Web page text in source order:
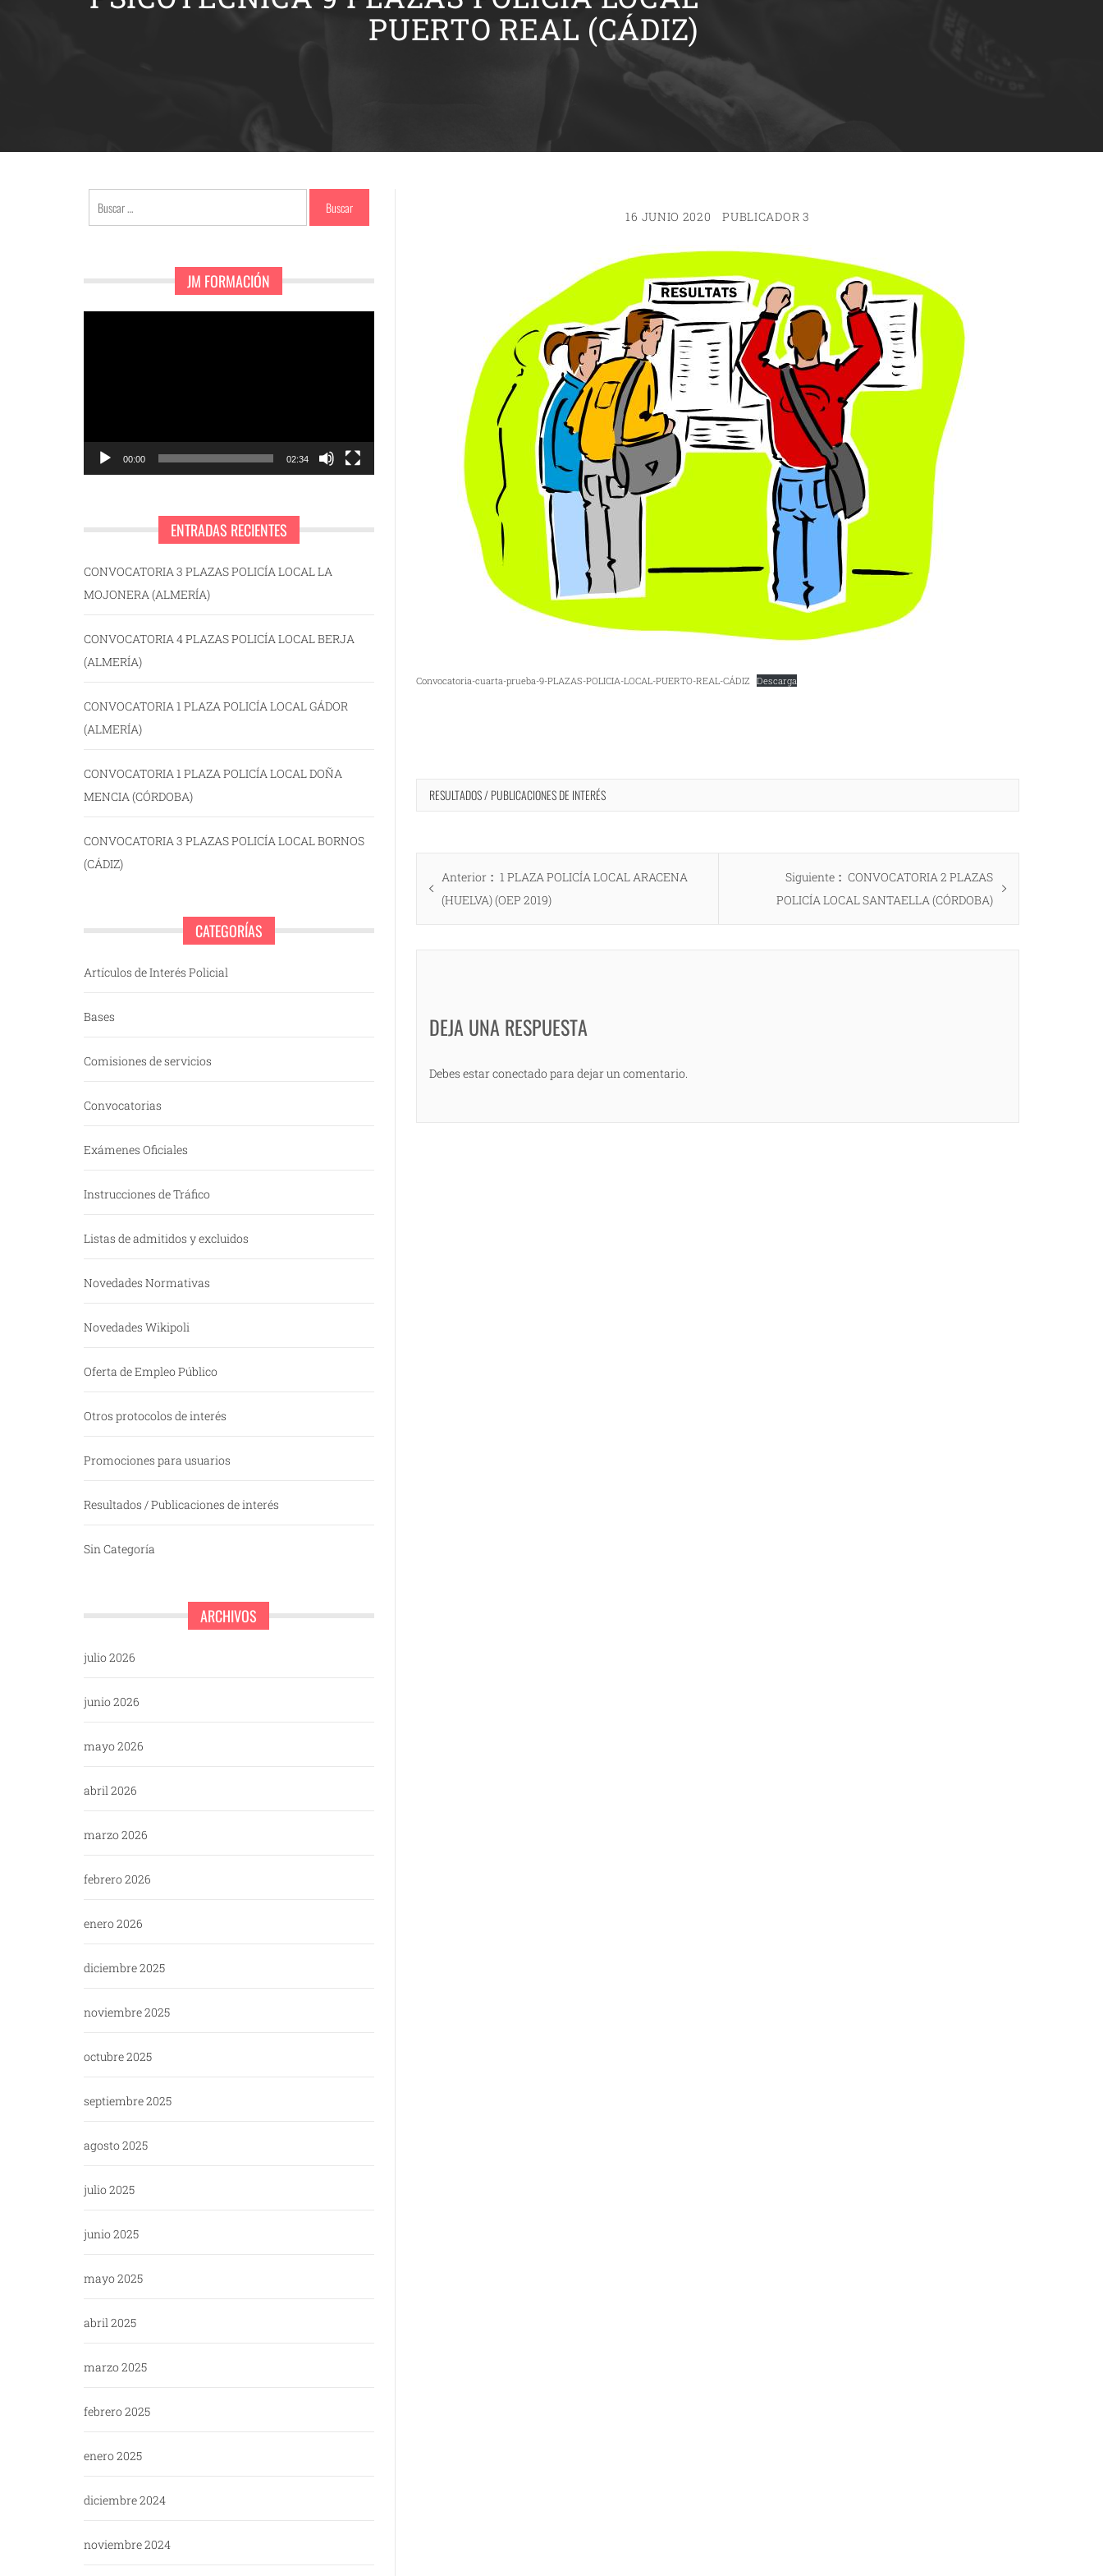
PUERTO REAL (CÁDIZ)
16 JUNIO 2020 PUBLICADOR 3
Convocatoria-cuarta-prueba-9-PLAZAS-POLICIA-LOCAL-PUERTO-REAL-CÁDIZ Descarga
RESULTADOS / PUBLICACIONES DE INTERÉS
Navegación
de Anterior
Entrada
anterior:
1 PLAZA POLICÍA LOCAL ARACENA
(HUELVA) (OEP 2019)
Siguiente
Entrada
siguiente:
CONVOCATORIA 2 PLAZAS
POLICÍA LOCAL SANTAELLA (CÓRDOBA)
DEJA UNA RESPUESTA
Debes estar conectado para dejar un comentario.
Buscar:
JM FORMACIÓN
00:00 02:34
ENTRADAS RECIENTES
CONVOCATORIA 3 PLAZAS POLICÍA LOCAL LA
MOJONERA (ALMERÍA)
CONVOCATORIA 4 PLAZAS POLICÍA LOCAL BERJA
(ALMERÍA)
CONVOCATORIA 1 PLAZA POLICÍA LOCAL GÁDOR
(ALMERÍA)
CONVOCATORIA 1 PLAZA POLICÍA LOCAL DOÑA
MENCIA (CÓRDOBA)
CONVOCATORIA 3 PLAZAS POLICÍA LOCAL BORNOS
(CÁDIZ)
CATEGORÍAS
Artículos de Interés Policial
Bases
Comisiones de servicios
Convocatorias
Exámenes Oficiales
Instrucciones de Tráfico
Listas de admitidos y excluidos
Novedades Normativas
Novedades Wikipoli
Oferta de Empleo Público
Otros protocolos de interés
Promociones para usuarios
Resultados / Publicaciones de interés
Sin Categoría
ARCHIVOS
julio 2026
junio 2026
mayo 2026
abril 2026
marzo 2026
febrero 2026
enero 2026
diciembre 2025
noviembre 2025
octubre 2025
septiembre 2025
agosto 2025
julio 2025
junio 2025
mayo 2025
abril 2025
marzo 2025
febrero 2025
enero 2025
diciembre 2024
noviembre 2024